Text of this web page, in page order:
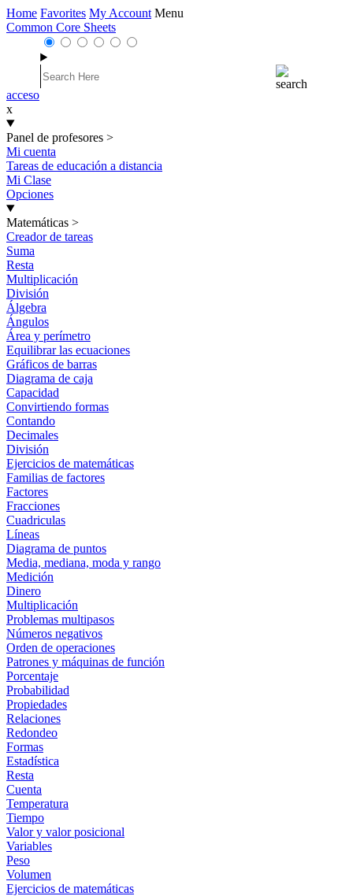
Home Favorites My Account Menu
Common Core Sheets
acceso
x
Panel de profesores >
Mi cuenta
Tareas de educación a distancia
Mi Clase
Opciones
Matemáticas >
Creador de tareas
Suma
Resta
Multiplicación
División
Álgebra
Ángulos
Área y perímetro
Equilibrar las ecuaciones
Gráficos de barras
Diagrama de caja
Capacidad
Convirtiendo formas
Contando
Decimales
División
Ejercicios de matemáticas
Familias de factores
Factores
Fracciones
Cuadriculas
Líneas
Diagrama de puntos
Media, mediana, moda y rango
Medición
Dinero
Multiplicación
Problemas multipasos
Números negativos
Orden de operaciones
Patrones y máquinas de función
Porcentaje
Probabilidad
Propiedades
Relaciones
Redondeo
Formas
Estadística
Resta
Cuenta
Temperatura
Tiempo
Valor y valor posicional
Variables
Peso
Volumen
Ejercicios de matemáticas